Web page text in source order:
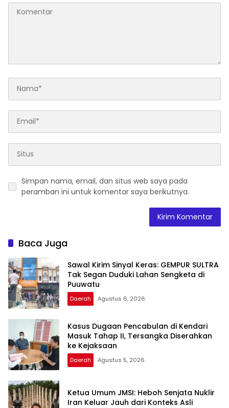
Simpan nama, email, dan situs web saya pada
peramban ini untuk komentar saya berikutnya.
Baca Juga
Sawal Kirim Sinyal Keras: GEMPUR SULTRA
Tak Segan Duduki Lahan Sengketa di
Puuwatu
Daerah Agustus 6, 2026
Kasus Dugaan Pencabulan di Kendari
Masuk Tahap II, Tersangka Diserahkan
ke Kejaksaan
Daerah Agustus 5, 2026
Ketua Umum JMSI: Heboh Senjata Nuklir
Iran Keluar Jauh dari Konteks Asli